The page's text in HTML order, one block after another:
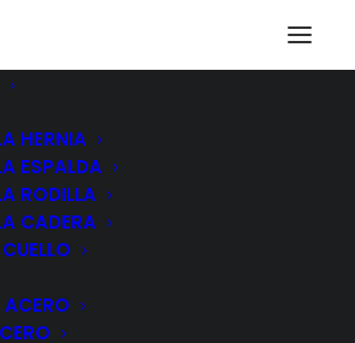
HERNIA
ESPALDA
RODILLA
CADERA
ACERO
rodillas
dolor
factores influyen en el
ejercicios realizar para
confianza en tus rodillas